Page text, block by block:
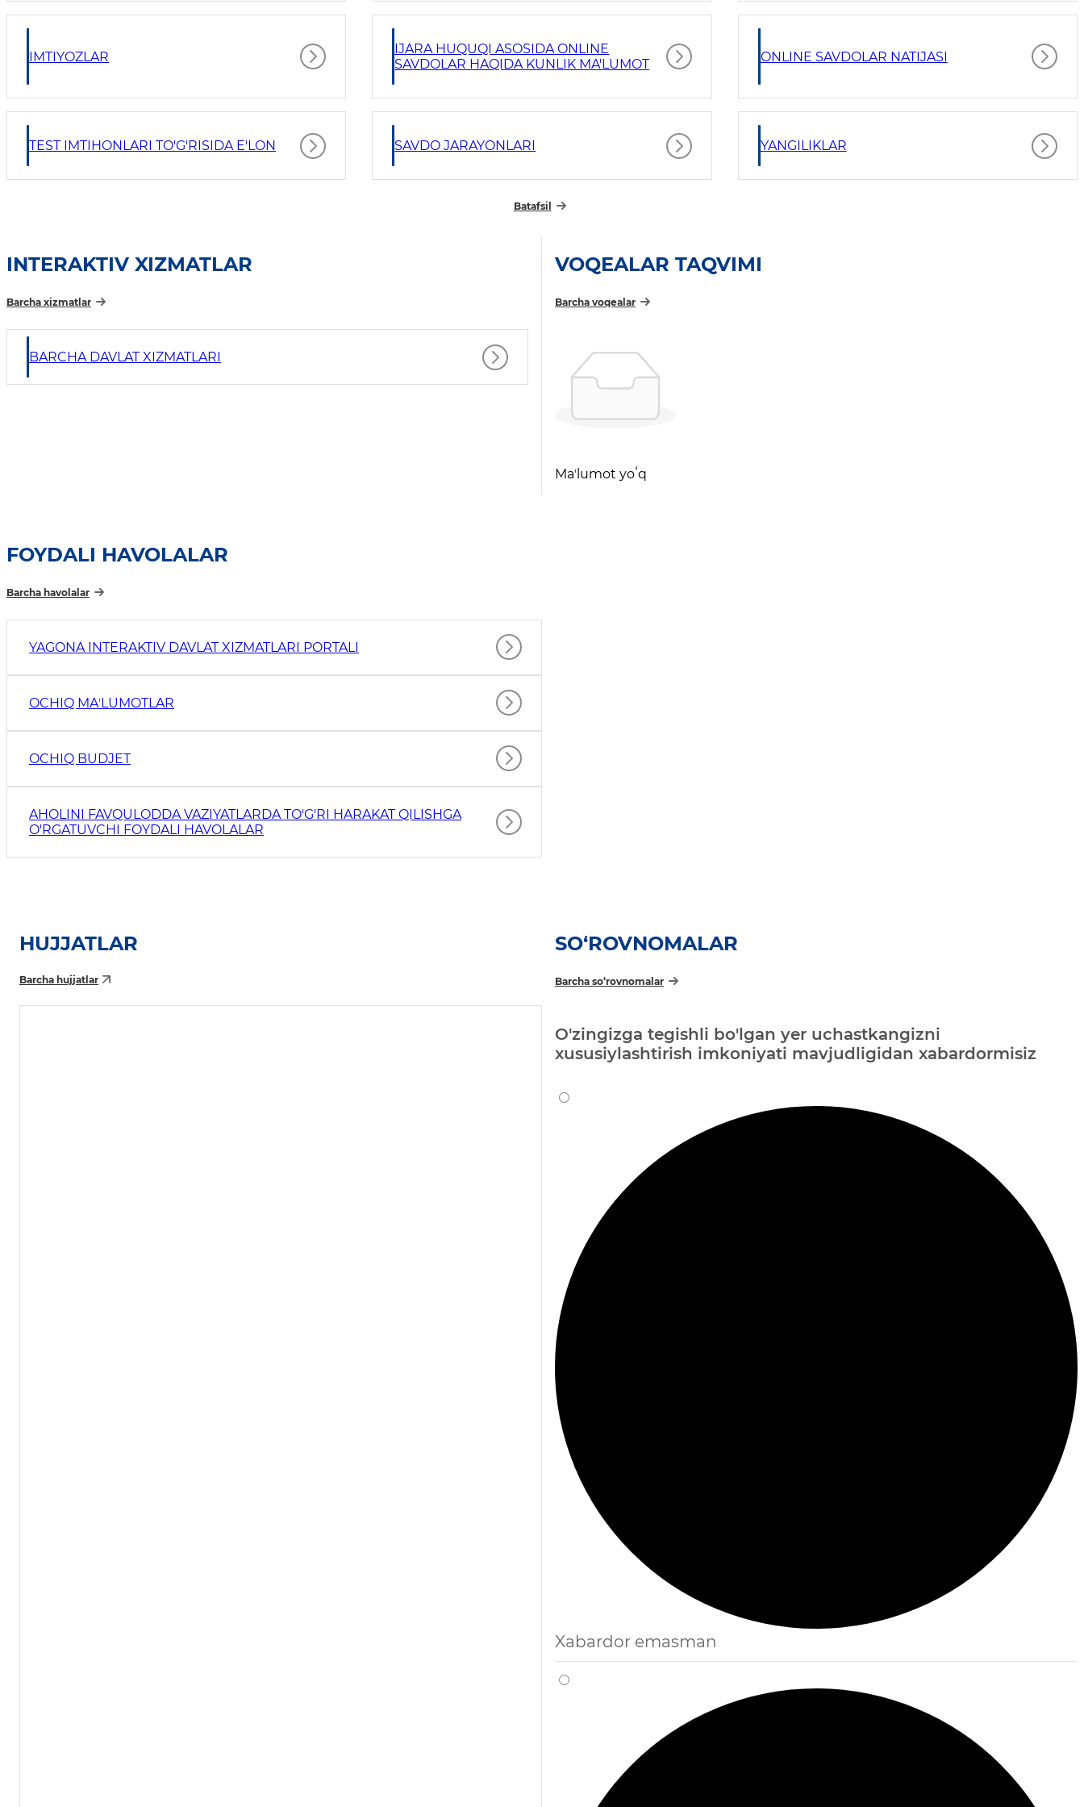
IMTIYOZLAR
IJARA HUQUQI ASOSIDA ONLINE
SAVDOLAR HAQIDA KUNLIK MA'LUMOT
ONLINE SAVDOLAR NATIJASI
TEST IMTIHONLARI TO'G'RISIDA E'LON SAVDO JARAYONLARI YANGILIKLAR
Batafsil
INTERAKTIV XIZMATLAR
Barcha xizmatlar
BARCHA DAVLAT XIZMATLARI
VOQEALAR TAQVIMI
Barcha voqealar
Maʼlumot yoʻq
FOYDALI HAVOLALAR
Barcha havolalar
YAGONA INTERAKTIV DAVLAT XIZMATLARI PORTALI
OCHIQ MAʼLUMOTLAR
OCHIQ BUDJET
AHOLINI FAVQULODDA VAZIYATLARDA TO'G'RI HARAKAT QILISHGA
O'RGATUVCHI FOYDALI HAVOLALAR
HUJJATLAR
Barcha hujjatlar
SO‘ROVNOMALAR
Barcha so‘rovnomalar
O'zingizga tegishli bo'lgan yer uchastkangizni
xususiylashtirish imkoniyati mavjudligidan xabardormisiz
Xabardor emasman